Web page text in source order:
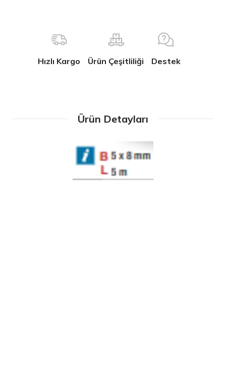
Hızlı Kargo Ürün Çeşitliliği Destek
Ürün Detayları